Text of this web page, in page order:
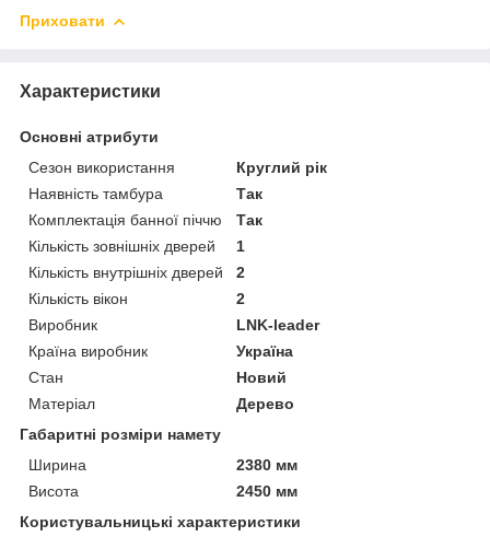
Приховати
Характеристики
Основні атрибути
Сезон використання
Круглий рік
Наявність тамбура
Так
Комплектація банної піччю
Так
Кількість зовнішніх дверей
1
Кількість внутрішніх дверей
2
Кількість вікон
2
Виробник
LNK-leader
Країна виробник
Україна
Стан
Новий
Матеріал
Дерево
Габаритні розміри намету
Ширина
2380 мм
Висота
2450 мм
Користувальницькі характеристики